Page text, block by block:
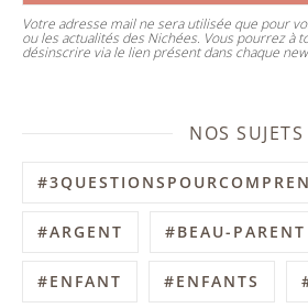
Votre adresse mail ne sera utilisée que pour
ou les actualités des Nichées. Vous pourrez à
désinscrire via le lien présent dans chaque
NOS SUJETS
#ARGENT #BEAU-PARENT
#ENFANT #ENFANTS